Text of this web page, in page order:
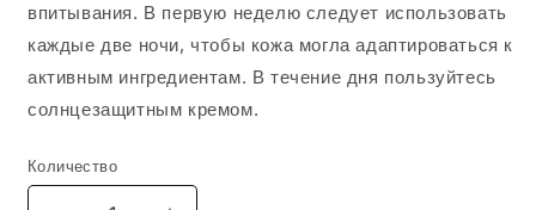
впитывания. В первую неделю следует использовать
каждые две ночи, чтобы кожа могла адаптироваться к
активным ингредиентам. В течение дня пользуйтесь
солнцезащитным кремом.
Количество